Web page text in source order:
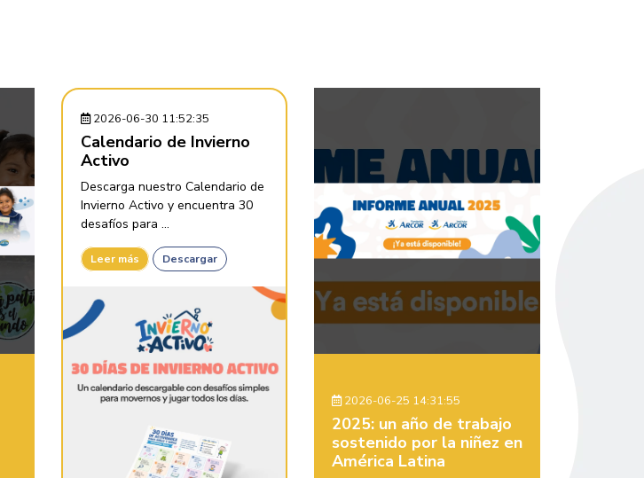
2026-06-30 11:52:35
Calendario de Invierno
Activo
Descarga nuestro Calendario de
Invierno Activo y encuentra 30
desafíos para ...
Leer más Descargar
2026-06-25 14:31:55
2025: un año de trabajo
sostenido por la niñez en
América Latina